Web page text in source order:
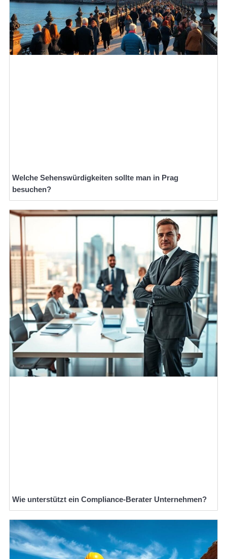
Welche Sehenswürdigkeiten sollte man in Prag
besuchen?
Wie unterstützt ein Compliance-Berater Unternehmen?